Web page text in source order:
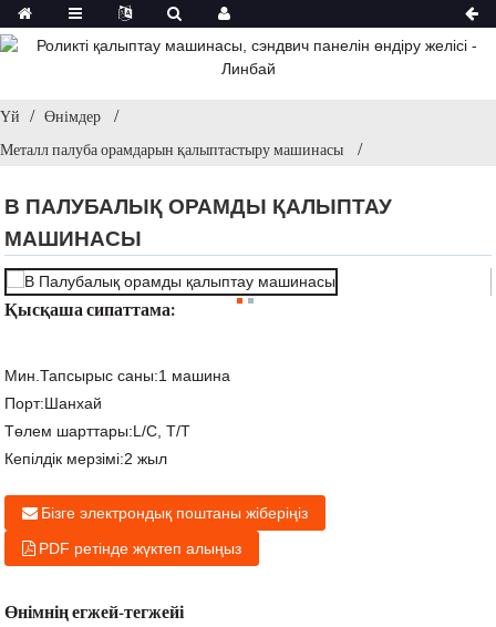
Үй
Өнімдер
Металл палуба орамдарын қалыптастыру машинасы
B ПАЛУБАЛЫҚ ОРАМДЫ ҚАЛЫПТАУ
МАШИНАСЫ
Қысқаша сипаттама:
Мин.Тапсырыс саны:1 машина
Порт:Шанхай
Төлем шарттары:L/C, T/T
Кепілдік мерзімі:2 жыл
Бізге электрондық поштаны жіберіңіз
PDF ретінде жүктеп алыңыз
Өнімнің егжей-тегжейі